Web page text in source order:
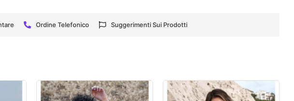
Ordine Telefonico Suggerimenti Sui Prodotti